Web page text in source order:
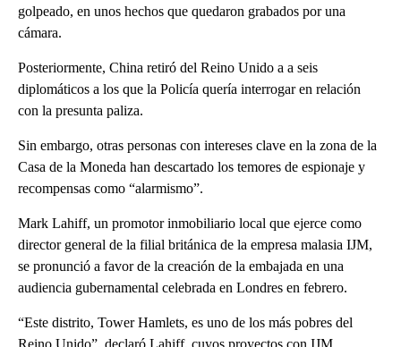
golpeado, en unos hechos que quedaron grabados por una
cámara.
Posteriormente, China retiró del Reino Unido a a seis
diplomáticos a los que la Policía quería interrogar en relación
con la presunta paliza.
Sin embargo, otras personas con intereses clave en la zona de la
Casa de la Moneda han descartado los temores de espionaje y
recompensas como “alarmismo”.
Mark Lahiff, un promotor inmobiliario local que ejerce como
director general de la filial británica de la empresa malasia IJM,
se pronunció a favor de la creación de la embajada en una
audiencia gubernamental celebrada en Londres en febrero.
“Este distrito, Tower Hamlets, es uno de los más pobres del
Reino Unido”, declaró Lahiff, cuyos proyectos con IJM